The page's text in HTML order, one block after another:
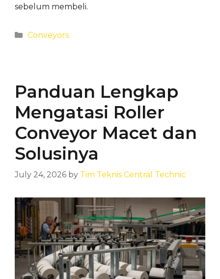
sebelum membeli.
Categories
Conveyors
Panduan Lengkap
Mengatasi Roller
Conveyor Macet dan
Solusinya
July 24, 2026 by Tim Teknis Central Technic